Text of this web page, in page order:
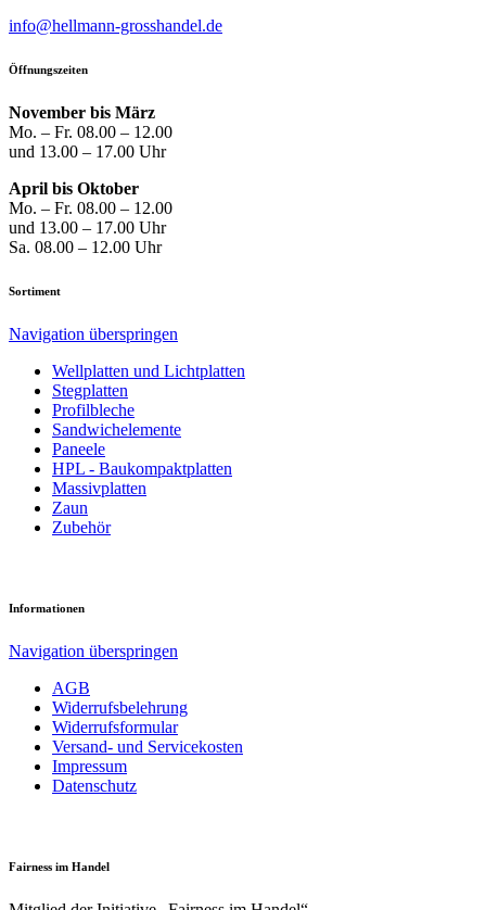
info@hellmann-grosshandel.de
Öffnungszeiten
November bis März
Mo. – Fr. 08.00 – 12.00
und 13.00 – 17.00 Uhr
April bis Oktober
Mo. – Fr. 08.00 – 12.00
und 13.00 – 17.00 Uhr
Sa. 08.00 – 12.00 Uhr
Sortiment
Navigation überspringen
Well­platten und Licht­platten
Steg­platten
Profil­bleche
Sandwich­elemente
Paneele
HPL - Bau­kompakt­platten
Massiv­platten
Zaun
Zubehör
Informationen
Navigation überspringen
AGB
Widerrufsbelehrung
Widerrufsformular
Versand- und Servicekosten
Impressum
Datenschutz
Fairness im Handel